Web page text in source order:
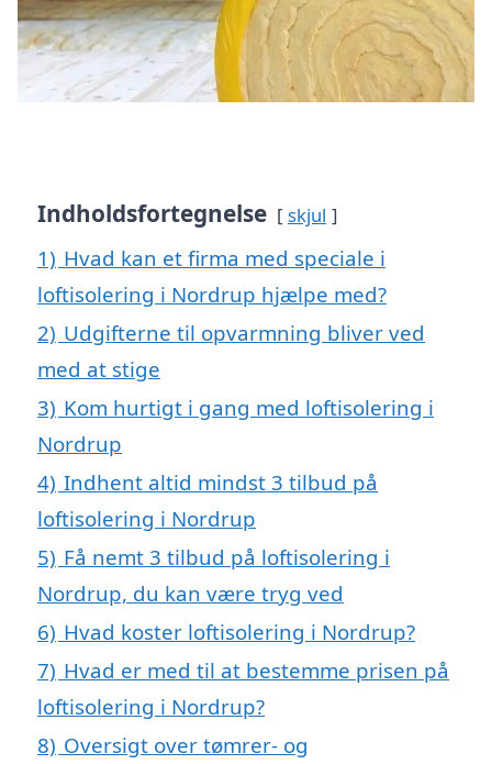
Indholdsfortegnelse skjul
1) Hvad kan et firma med speciale i
loftisolering i Nordrup hjælpe med?
2) Udgifterne til opvarmning bliver ved
med at stige
3) Kom hurtigt i gang med loftisolering i
Nordrup
4) Indhent altid mindst 3 tilbud på
loftisolering i Nordrup
5) Få nemt 3 tilbud på loftisolering i
Nordrup, du kan være tryg ved
6) Hvad koster loftisolering i Nordrup?
7) Hvad er med til at bestemme prisen på
loftisolering i Nordrup?
8) Oversigt over tømrer- og